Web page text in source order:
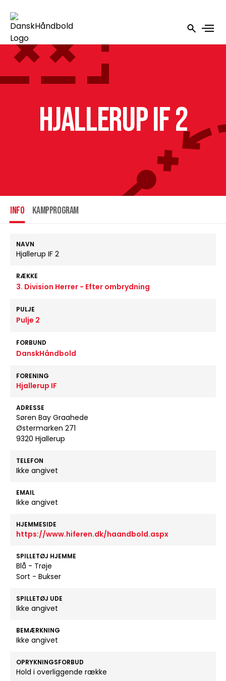
Hjallerup IF 2
INFO Kampprogram
NAVN
Hjallerup IF 2
RÆKKE
3. Division Herrer - Efter ombrydning
PULJE
Pulje 2
FORBUND
DanskHåndbold
FORENING
Hjallerup IF
ADRESSE
Søren Bay Graahede
Østermarken 271
9320 Hjallerup
TELEFON
Ikke angivet
EMAIL
Ikke angivet
HJEMMESIDE
https://www.hiferen.dk/haandbold.aspx
SPILLETØJ HJEMME
Blå - Trøje
Sort - Bukser
SPILLETØJ UDE
Ikke angivet
BEMÆRKNING
Ikke angivet
OPRYKNINGSFORBUD
Hold i overliggende række